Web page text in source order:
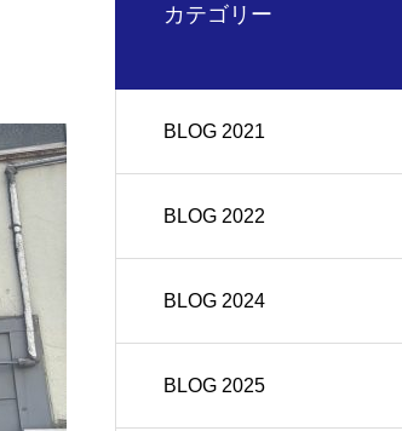
沿革
OUTLINE
カテゴリー
BLOG 2021
BLOG 2022
BLOG 2024
BLOG 2025